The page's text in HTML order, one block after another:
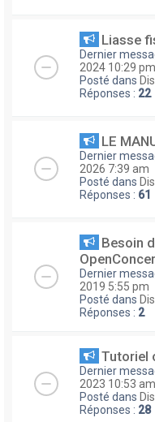
Liasse
Dernier
2024 10:29 pm
Posté dans
Réponses : 22
LE
Dernier
2026 7:39 am
Posté dans
Réponses : 61
Besoin
Dernier
2019 5:55 pm
Posté dans
Réponses : 2
Tutoriel
Dernier
2023 10:53 am
Posté dans
Réponses : 28